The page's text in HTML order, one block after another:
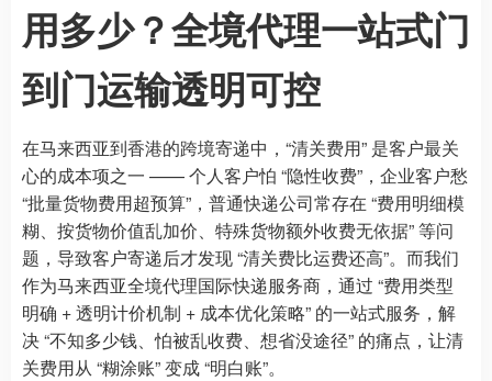
用多少？全境代理一站式门
到门运输透明可控
在马来西亚到香港的跨境寄递中，“清关费用” 是客户最关
心的成本项之一 —— 个人客户怕 “隐性收费”，企业客户愁
“批量货物费用超预算”，普通快递公司常存在 “费用明细模
糊、按货物价值乱加价、特殊货物额外收费无依据” 等问
题，导致客户寄递后才发现 “清关费比运费还高”。而我们
作为马来西亚全境代理国际快递服务商，通过 “费用类型
明确 + 透明计价机制 + 成本优化策略” 的一站式服务，解
决 “不知多少钱、怕被乱收费、想省没途径” 的痛点，让清
关费用从 “糊涂账” 变成 “明白账”。